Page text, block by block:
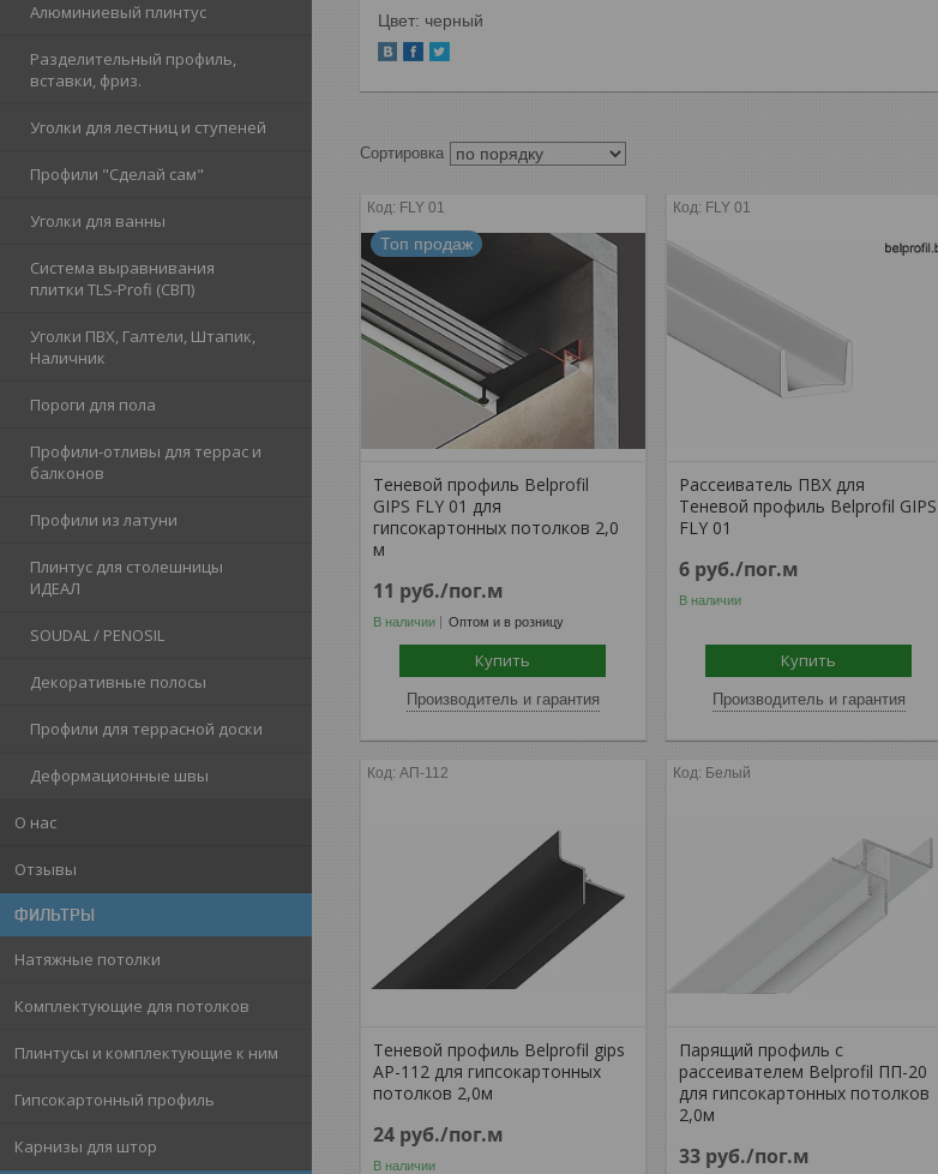
Алюминиевый плинтус
Разделительный профиль,
вставки, фриз.
Уголки для лестниц и ступеней
Профили "Сделай сам"
Уголки для ванны
Система выравнивания
плитки TLS-Profi (СВП)
Уголки ПВХ, Галтели, Штапик,
Наличник
Пороги для пола
Профили-отливы для террас и
балконов
Профили из латуни
Плинтус для столешницы
ИДЕАЛ
SOUDAL / PENOSIL
Декоративные полосы
Профили для террасной доски
Деформационные швы
О нас
Отзывы
ФИЛЬТРЫ
Натяжные потолки
Комплектующие для потолков
Плинтусы и комплектующие к ним
Гипсокартонный профиль
Карнизы для штор
Цвет: черный
FLY 01
Топ продаж
Теневой профиль Belprofil
GIPS FLY 01 для
гипсокартонных потолков 2,0
м
11 руб./пог.м
В наличии Оптом и в розницу
Купить
Производитель и гарантия
FLY 01
Рассеиватель ПВХ для
Теневой профиль Belprofil GIPS
FLY 01
6 руб./пог.м
В наличии
Купить
Производитель и гарантия
АП-112
Теневой профиль Belprofil gips
AP-112 для гипсокартонных
потолков 2,0м
24 руб./пог.м
В наличии
Белый
Парящий профиль с
рассеивателем Belprofil ПП-20
для гипсокартонных потолков
2,0м
33 руб./пог.м